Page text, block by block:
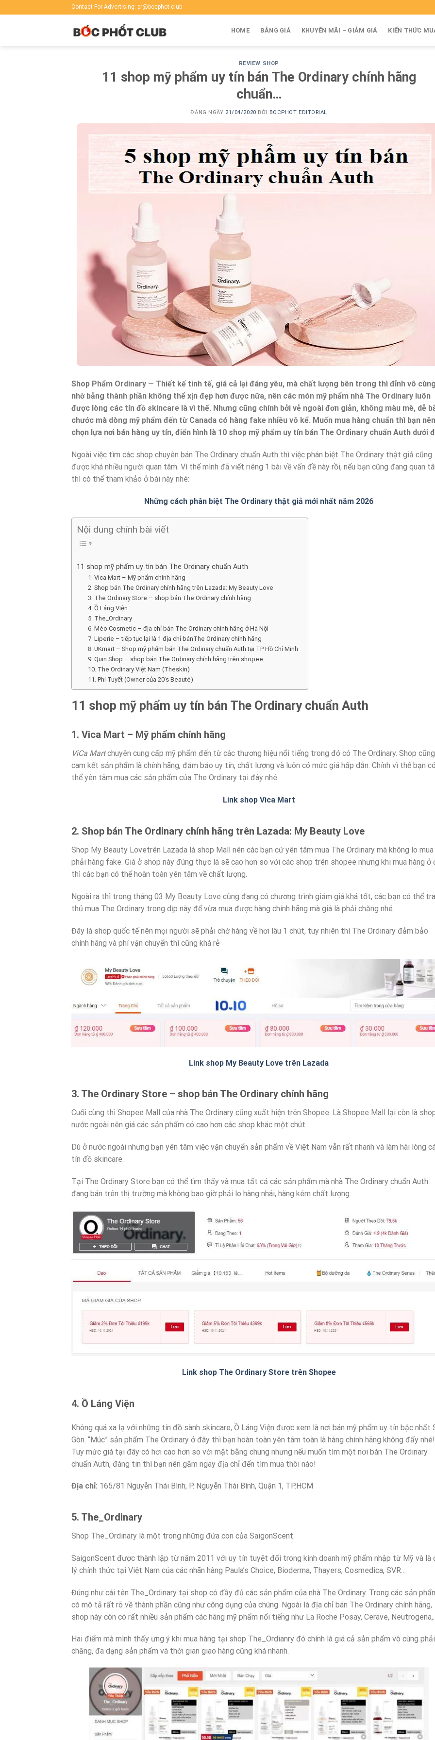
to
Contact For Advertising: pr@bocphot.club
HOME BẢNG GIÁ KHUYẾN MÃI – GIẢM GIÁ KIẾN THỨC
REVIEW SHOP
11 shop mỹ phẩm uy tín bán The Ordinary chính hãng
chuẩn…
ĐĂNG NGÀY 21/04/2020 BỞI BOCPHOT EDITORIAL
Shop Phẩm Ordinary — Thiết kế tinh tế, giá cả lại đáng yêu, mà chất lượng bên trong thì đỉnh vô
nhờ bảng thành phần không thể xịn đẹp hơn được nữa, nên các món mỹ phẩm nhà The Ordinary luôn
được lòng các tín đồ skincare là vì thế. Nhưng cũng chính bởi vẻ ngoài đơn giản, không màu mè, dễ
chước mà dòng mỹ phẩm đến từ Canada có hàng fake nhiều vô kể. Muốn mua hàng chuẩn thì bạn nên
chọn lựa nơi bán hàng uy tín, điển hình là 10 shop mỹ phẩm uy tín bán The Ordinary chuẩn Auth dưới
Ngoài việc tìm các shop chuyên bán The Ordinary chuẩn Auth thì việc phân biệt The Ordinary thật giả cũng
được khá nhiều người quan tâm. Vì thế mình đã viết riêng 1 bài về vấn đề này rồi, nếu bạn cũng đang quan
thì có thể tham khảo ở bài này nhé:
Những cách phân biệt The Ordinary thật giả mới nhất năm 2026
Nội dung chính bài viết
11 shop mỹ phẩm uy tín bán The Ordinary chuẩn Auth
1. Vica Mart – Mỹ phẩm chính hãng
2. Shop bán The Ordinary chính hãng trên Lazada: My Beauty Love
3. The Ordinary Store – shop bán The Ordinary chính hãng
4. Ồ Láng Viện
5. The_Ordinary
6. Mèo Cosmetic – địa chỉ bán The Ordinary chính hãng ở Hà Nội
7. Liperie – tiếp tục lại là 1 địa chỉ bánThe Ordinary chính hãng
8. UKmart – Shop mỹ phẩm bán The Ordinary chuẩn Auth tại TP Hồ Chí Minh
9. Quin Shop – shop bán The Ordinary chính hãng trên shopee
10. The Ordinary Việt Nam (Theskin)
11. Phi Tuyết (Owner của 20’s Beauté)
11 shop mỹ phẩm uy tín bán The Ordinary chuẩn Auth
1. Vica Mart – Mỹ phẩm chính hãng
ViCa Martchuyên cung cấp mỹ phẩm đến từ các thương hiệu nổi tiếng trong đó có The Ordinary. Shop cũng
cam kết sản phẩm là chính hãng, đảm bảo uy tín, chất lượng và luôn có mức giá hấp dẫn. Chính vì thế bạn
thể yên tâm mua các sản phẩm của The Ordinary tại đây nhé.
Link shop Vica Mart
2. Shop bán The Ordinary chính hãng trên Lazada: My Beauty Love
Shop My Beauty Lovetrên Lazada là shop Mall nên các bạn cứ yên tâm mua The Ordinary mà không lo mua
phải hàng fake. Giá ở shop này đúng thực là sẽ cao hơn so với các shop trên shopee nhưng khi mua hàng ở
thì các bạn có thể hoàn toàn yên tâm về chất lượng.
Ngoài ra thì trong tháng 03 My Beauty Love cũng đang có chương trình giảm giá khá tốt, các bạn có thể
thủ mua The Ordinary trong dịp này để vừa mua được hàng chính hãng mà giá là phải chăng nhé.
Đây là shop quốc tế nên mọi người sẽ phải chờ hàng về hơi lâu 1 chút, tuy nhiên thì The Ordinary đảm bảo
chính hãng và phí vận chuyển thì cũng khá rẻ
Link shop My Beauty Love trên Lazada
3. The Ordinary Store – shop bán The Ordinary chính hãng
Cuối cùng thì Shopee Mall của nhà The Ordinary cũng xuất hiện trên Shopee. Là Shopee Mall lại còn là
nước ngoài nên giá các sản phẩm có cao hơn các shop khác một chút.
Dù ở nước ngoài nhưng bạn yên tâm việc vận chuyển sản phẩm về Việt Nam vẫn rất nhanh và làm hài lòng
tín đồ skincare.
Tại The Ordinary Store bạn có thể tìm thấy và mua tất cả các sản phẩm mà nhà The Ordinary chuẩn Auth
đang bán trên thị trường mà không bao giờ phải lo hàng nhái, hàng kém chất lượng.
Link shop The Ordinary Store trên Shopee
4. Ồ Láng Viện
Không quá xa lạ với những tín đồ sành skincare, Ồ Láng Viện được xem là nơi bán mỹ phẩm uy tín bậc nhất
Gòn. “Múc” sản phẩm The Ordinary ở đây thì bạn hoàn toàn yên tâm toàn là hàng chính hãng không đấy nhé!
Tuy mức giá tại đây có hơi cao hơn so với mặt bằng chung nhưng nếu muốn tìm một nơi bán The Ordinary
chuẩn Auth, đáng tin thì bạn nên găm ngay địa chỉ đến tìm mua thôi nào!
Địa chỉ: 165/81 Nguyễn Thái Bình, P. Nguyễn Thái Bình, Quận 1, TP.HCM
5. The_Ordinary
Shop The_Ordinary là một trong những đứa con của SaigonScent.
SaigonScent được thành lập từ năm 2011 với uy tín tuyệt đối trong kinh doanh mỹ phẩm nhập từ Mỹ và là
lý chính thức tại Việt Nam của các nhãn hàng Paula’s Choice, Bioderma, Thayers, Cosmedica, SVR…
Đúng như cái tên The_Ordinary tại shop có đầy đủ các sản phẩm của nhà The Ordinary. Trong các sản
có mô tả rất rõ về thành phần cũng như công dụng của chúng. Ngoài là địa chỉ bán The Ordinary chính hãng,
shop này còn có rất nhiều sản phẩm các hãng mỹ phẩm nổi tiếng như La Roche Posay, Cerave,
Hai điểm mà mình thấy ưng ý khi mua hàng tại shop The_Ordianry đó chính là giá cả sản phẩm vô cùng phải
chăng, đa dạng sản phẩm và thời gian giao hàng cũng khá nhanh.